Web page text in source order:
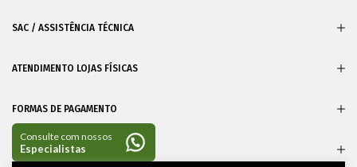
SAC / ASSISTÊNCIA TÉCNICA
ATENDIMENTO LOJAS FÍSICAS
FORMAS DE PAGAMENTO
CERTIFICADOS